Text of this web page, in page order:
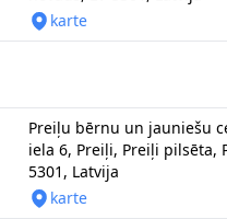
karte
Preiļu bērnu un jauniešu
iela 6, Preiļi, Preiļi pilsēta,
5301, Latvija
karte